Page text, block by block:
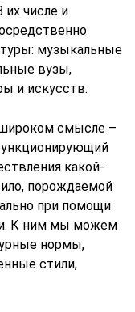
их числе и
музыкальные
вузы,
и искусств.
смысле –
какой-
порождаемой
при помощи
К ним мы можем
нормы,
стили,